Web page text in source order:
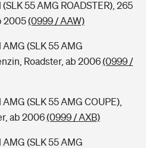
55 AMG ROADSTER), 265
2005(0999 / AAW)
AMG (SLK 55 AMG
Roadster, ab 2006(0999 /
(SLK 55 AMG COUPE),
ab 2006(0999 / AXB)
AMG (SLK 55 AMG